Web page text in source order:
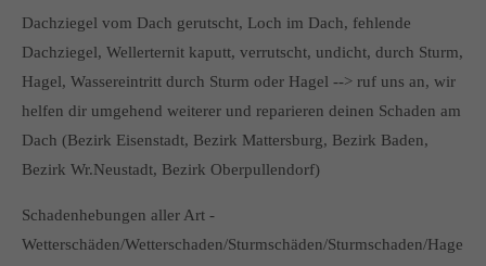
Dachziegel vom Dach gerutscht, Loch im Dach, fehlende
Dachziegel, Wellerternit kaputt, verrutscht, undicht, durch Sturm,
Hagel, Wassereintritt durch Sturm oder Hagel --> ruf uns an, wir
helfen dir umgehend weiterer und reparieren deinen Schaden am
Dach (Bezirk Eisenstadt, Bezirk Mattersburg, Bezirk Baden,
Bezirk Wr.Neustadt, Bezirk Oberpullendorf)
Schadenhebungen aller Art -
Wetterschäden/Wetterschaden/Sturmschäden/Sturmschaden/Hage